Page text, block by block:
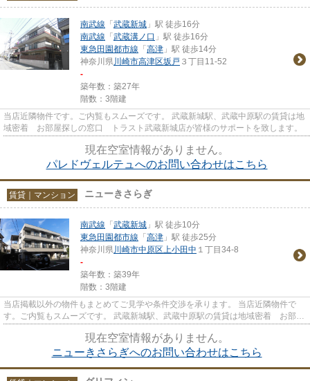
南武線 「武蔵新城 」駅 徒歩16分
南武線 「武蔵溝ノ口 」駅 徒歩16分
東急田園都市線 「高津 」駅 徒歩14分
神奈川県川崎市高津区坂戸 ３丁目11-52
-
築年数：築27年
階数：3階建
当店近隣物件です。ご内覧もスムーズです。 武蔵新城駅、武蔵中原駅の賃貸は地
域密着 お部屋探しの窓口 トラスト武蔵新城店が皆様のサポートを致します。
現在空室情報がありません。
パレドヴェルテュへのお問い合わせはこちら
賃貸｜マンション ニューきさらぎ
南武線 「武蔵新城 」駅 徒歩10分
東急田園都市線 「高津 」駅 徒歩25分
神奈川県川崎市中原区上小田中 １丁目34-8
-
築年数：築39年
階数：3階建
当店掲載以外の物件もまとめてご見学や条件交渉を承ります。 当店近隣物件で
す。ご内覧もスムーズです。 武蔵新城駅、武蔵中原駅の賃貸は地域密着 お部屋
探しの窓口 トラスト武蔵新...
現在空室情報がありません。
ニューきさらぎへのお問い合わせはこちら